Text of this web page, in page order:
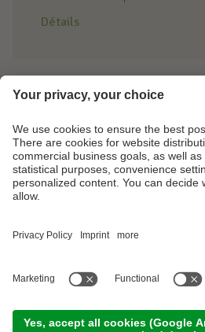
Détails
Galerie de
Contact
© 2026 Camping Arquin
aperformance